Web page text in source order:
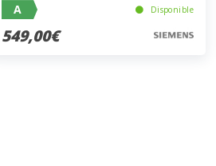
A
Disponible
549,00€